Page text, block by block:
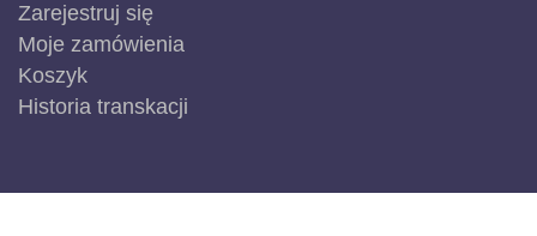
Zarejestruj się
Moje zamówienia
Koszyk
Historia transkacji